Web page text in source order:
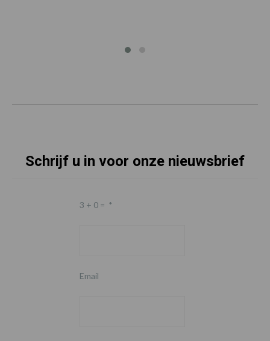
Schrijf u in voor onze nieuwsbrief
3 + 0 = *
Email